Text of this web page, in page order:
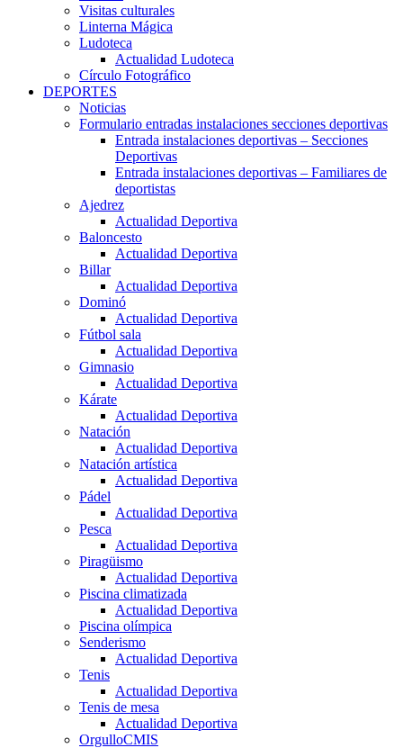
Visitas culturales
Linterna Mágica
Ludoteca
Actualidad Ludoteca
Círculo Fotográfico
DEPORTES
Noticias
Formulario entradas instalaciones secciones deportivas
Entrada instalaciones deportivas – Secciones
Deportivas
Entrada instalaciones deportivas – Familiares de
deportistas
Ajedrez
Actualidad Deportiva
Baloncesto
Actualidad Deportiva
Billar
Actualidad Deportiva
Dominó
Actualidad Deportiva
Fútbol sala
Actualidad Deportiva
Gimnasio
Actualidad Deportiva
Kárate
Actualidad Deportiva
Natación
Actualidad Deportiva
Natación artística
Actualidad Deportiva
Pádel
Actualidad Deportiva
Pesca
Actualidad Deportiva
Piragüismo
Actualidad Deportiva
Piscina climatizada
Actualidad Deportiva
Piscina olímpica
Senderismo
Actualidad Deportiva
Tenis
Actualidad Deportiva
Tenis de mesa
Actualidad Deportiva
OrgulloCMIS